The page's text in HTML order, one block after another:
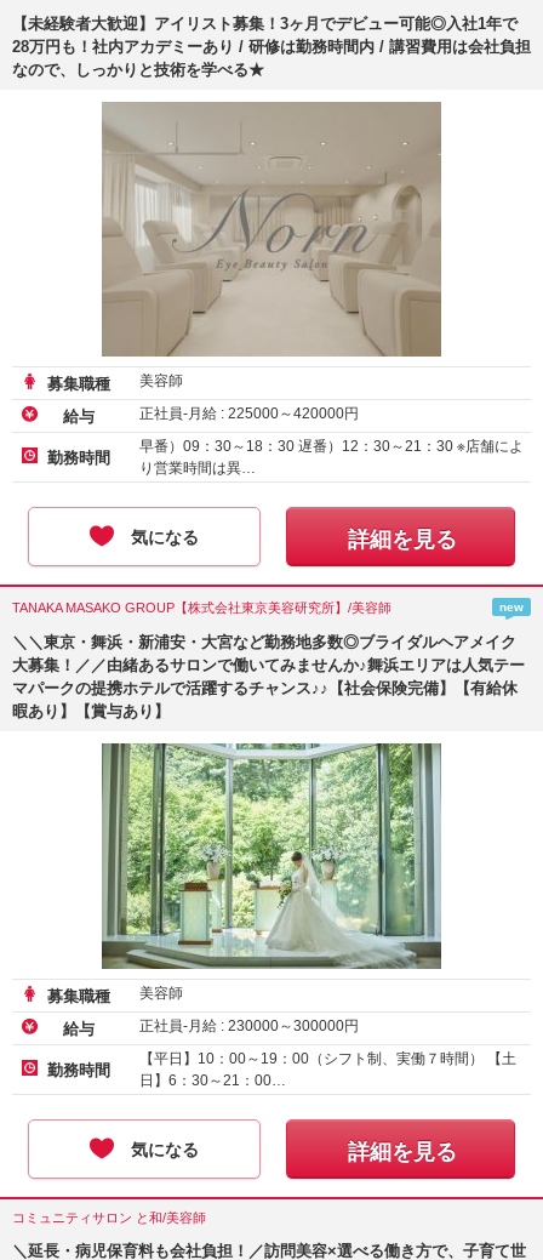
【未経験者大歓迎】アイリスト募集！3ヶ月でデビュー可能◎入社1年で
28万円も！社内アカデミーあり / 研修は勤務時間内 / 講習費用は会社負担
なので、しっかりと技術を学べる★
募集職種 美容師
給与 正社員-月給 : 225000～420000円
勤務時間
早番）09：30～18：30 遅番）12：30～21：30 ※店舗によ
り営業時間は異…
気になる 詳細を見る
TANAKA MASAKO GROUP【株式会社東京美容研究所】/美容師 new
＼＼東京・舞浜・新浦安・大宮など勤務地多数◎ブライダルヘアメイク
大募集！／／由緒あるサロンで働いてみませんか♪舞浜エリアは人気テー
マパークの提携ホテルで活躍するチャンス♪♪【社会保険完備】【有給休
暇あり】【賞与あり】
募集職種 美容師
給与 正社員-月給 : 230000～300000円
勤務時間
【平日】10：00～19：00（シフト制、実働７時間） 【土
日】6：30～21：00…
気になる 詳細を見る
コミュニティサロン と和/美容師
＼延長・病児保育料も会社負担！／訪問美容×選べる働き方で、子育て世